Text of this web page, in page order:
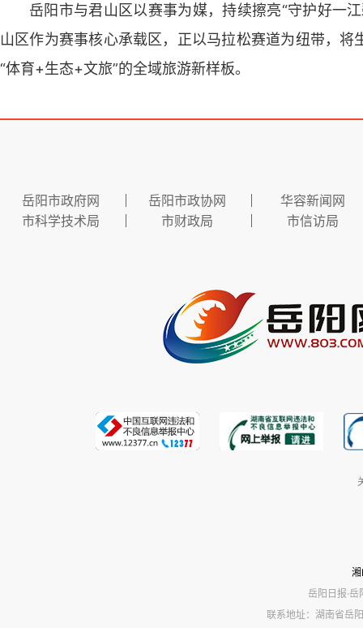
岳阳市与君山区以赛事为媒，持续擦亮“守护好一
山区作为赛事核心承载区，正以马拉松赛道为纽带，
“体育+生态+文旅”的全域旅游新样板。
岳阳市政府网 岳阳市政协网
华容新闻网
市科学技术局
市财政局 市信访局
岳阳日报·岳
联系地址：湖南省岳